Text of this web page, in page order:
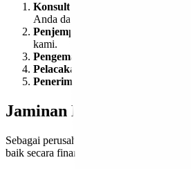
Konsultasi dan Pemesanan
Anda dapat melakukan pemesanan
Penjemputan Barang:
Setelah
kami.
Pengemasan dan Pengiriman:
Pelacakan Pengiriman:
Selama
Penerimaan Barang:
Setelah
Jaminan Kualitas
Sebagai perusahaan yang
baik secara finansial maupun emosional.